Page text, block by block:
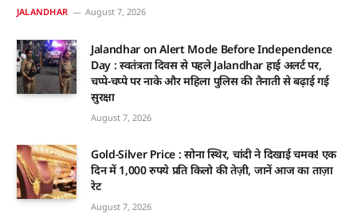
JALANDHAR August 7, 2026
Jalandhar on Alert Mode Before Independence
Day : स्वतंत्रता दिवस से पहले Jalandhar हाई अलर्ट पर,
चप्पे-चप्पे पर नाके और महिला पुलिस की तैनाती से बढ़ाई गई
सुरक्षा
August 7, 2026
Gold-Silver Price : सोना स्थिर, चांदी ने दिखाई चमक! एक
दिन में 1,000 रुपये प्रति किलो की तेज़ी, जानें आज का ताज़ा
रेट
August 7, 2026